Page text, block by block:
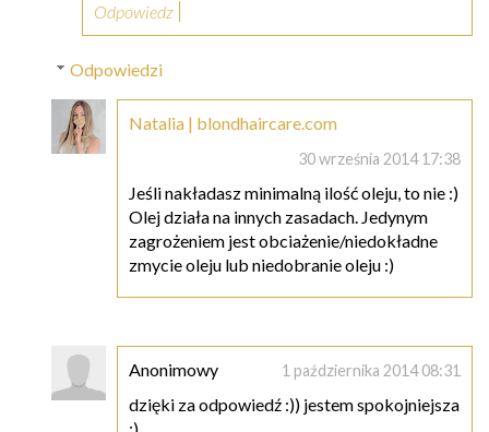
Odpowiedz
Odpowiedzi
Natalia | blondhaircare.com
30 września 2014 17:38
Jeśli nakładasz minimalną ilość oleju, to nie :)
Olej działa na innych zasadach. Jedynym
zagrożeniem jest obciażenie/niedokładne
zmycie oleju lub niedobranie oleju :)
Anonimowy 1 października 2014 08:31
dzięki za odpowiedź :)) jestem spokojniejsza